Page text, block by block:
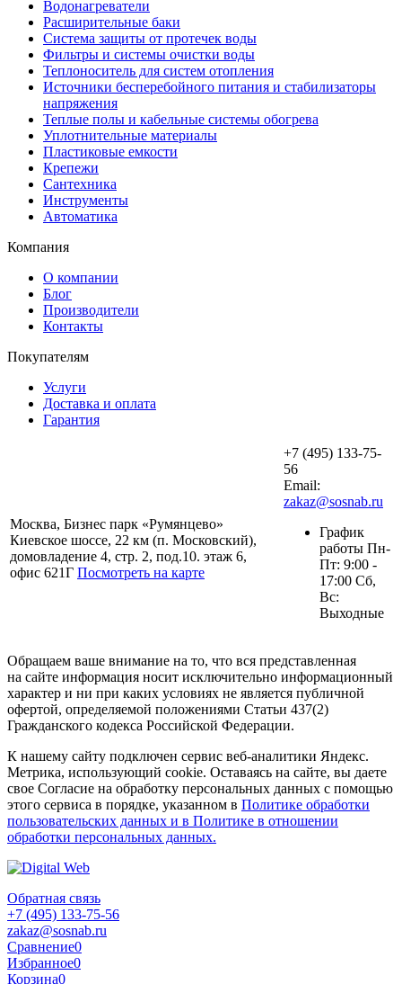
Водонагреватели
Расширительные баки
Система защиты от протечек воды
Фильтры и системы очистки воды
Теплоноситель для систем отопления
Источники бесперебойного питания и стабилизаторы
напряжения
Теплые полы и кабельные системы обогрева
Уплотнительные материалы
Пластиковые емкости
Крепежи
Сантехника
Инструменты
Автоматика
Компания
О компании
Блог
Производители
Контакты
Покупателям
Услуги
Доставка и оплата
Гарантия
Москва, Бизнес парк «Румянцево»
Киевское шоссе, 22 км (п. Московский),
домовладение 4, стр. 2, под.10. этаж 6,
офис 621Г Посмотреть на карте
+7 (495) 133-75-
56
Email:
zakaz@sosnab.ru
График
работы Пн-
Пт: 9:00 -
17:00 Сб,
Вс:
Выходные
Обращаем ваше внимание на то, что вся представленная
на сайте информация носит исключительно информационный
характер и ни при каких условиях не является публичной
офертой, определяемой положениями Статьи 437(2)
Гражданского кодекса Российской Федерации.
К нашему сайту подключен сервис веб-аналитики Яндекс.
Метрика, использующий cookie. Оставаясь на сайте, вы даете
свое Согласие на обработку персональных данных с помощью
этого сервиса в порядке, указанном в Политике обработки
пользовательских данных и в Политике в отношении
обработки персональных данных.
Обратная связь
+7 (495) 133-75-56
zakaz@sosnab.ru
Сравнение0
Избранное0
Корзина0